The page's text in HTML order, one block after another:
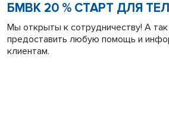
БМВК 20 % СТАРТ ДЛЯ
Мы открыты к сотрудничеству! А
предоставить любую помощь и
клиентам.